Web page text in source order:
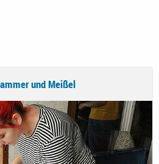
und Meißel